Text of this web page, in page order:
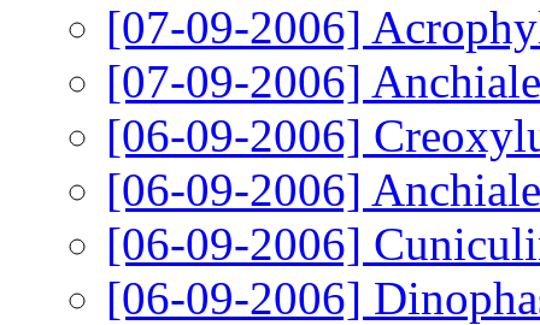
[07-09-2006]
[07-09-2006]
[06-09-2006]
[06-09-2006]
[06-09-2006]
[06-09-2006]